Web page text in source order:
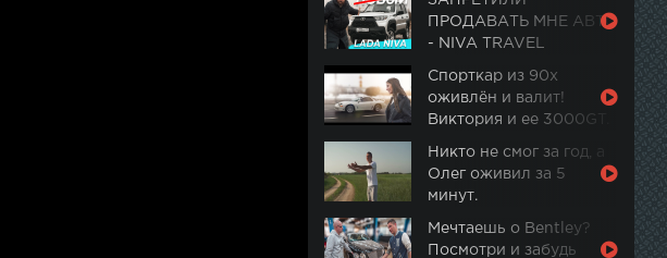
ПРОДАВАТЬ МНЕ АВТО
- NIVA TRAVEL
Спорткар из 90х
оживлён и валит!
Виктория и ее 3000GT.
Никто не смог за год, а
Олег оживил за 5
минут.
Мечтаешь о Bentley?
Посмотри и забудь